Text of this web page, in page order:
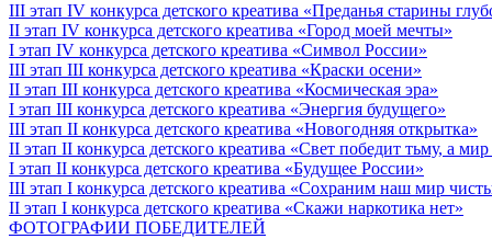
III этап IV конкурса детского креатива «Преданья старины
II этап IV конкурса детского креатива «Город моей мечты»
I этап IV конкурса детского креатива «Символ России»
III этап III конкурса детского креатива «Краски осени»
II этап III конкурса детского креатива «Космическая эра»
I этап III конкурса детского креатива «Энергия будущего»
III этап II конкурса детского креатива «Новогодняя открытка»
II этап II конкурса детского креатива «Свет победит тьму, а
I этап II конкурса детского креатива «Будущее России»
III этап I конкурса детского креатива «Сохраним наш мир
II этап I конкурса детского креатива «Скажи наркотика нет»
ФОТОГРАФИИ ПОБЕДИТЕЛЕЙ